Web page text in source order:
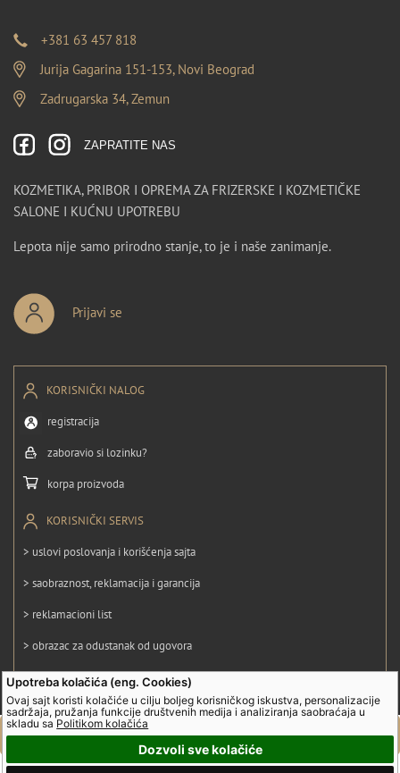
Upotreba kolačića (eng. Cookies)
Ovaj sajt koristi kolačiće u cilju boljeg korisničkog iskustva, personalizacije
sadržaja, pružanja funkcije društvenih medija i analiziranja saobraćaja u
skladu sa Politikom kolačića
Dozvoli sve kolačiće
+381 63 457 818
Jurija Gagarina 151-153, Novi Beograd
Zadrugarska 34, Zemun
ZAPRATITE NAS
KOZMETIKA, PRIBOR I OPREMA ZA FRIZERSKE I KOZMETIČKE
SALONE I KUĆNU UPOTREBU
Lepota nije samo prirodno stanje, to je i naše zanimanje.
Prijavi se
KORISNIČKI NALOG
registracija
zaboravio si lozinku?
korpa proizvoda
KORISNIČKI SERVIS
> uslovi poslovanja i korišćenja sajta
> saobraznost, reklamacija i garancija
> reklamacioni list
> obrazac za odustanak od ugovora
> politika privatnosti
> politika kolačića